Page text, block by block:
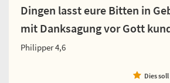
Dingen lasst eure Bitten in
mit Danksagung vor Gott
Philipper 4,6
Dies